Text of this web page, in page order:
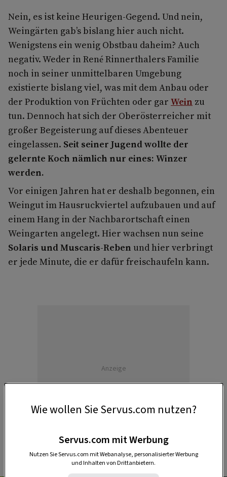
Nein, es ist keine Heurigen-Gegend. Und nein,
Weingärten gab’s bislang hier auch nicht.
Wenigstens ein wenig Obstbau daheim? Auch
negativ. Weder in René Rinnerthalers Familie
noch in seiner unmittelbaren Umgebung
existierte bislang viel, was mit dem Anbau oder
der Produktion von Früchten oder gar Wein zu
tun. Dennoch hat sich der Oberösterreicher mit
großer Begeisterung auf dieses Abenteuer
eingelassen. Seit seiner Jugend wollte der
gelernte Koch nämlich nur eines: Winzer
werden.
Vor einigen Jahren hat er deshalb begonnen, ein
Weingut im Hausruckviertel aufzubauen und auf
einem Hang in der Nachbarortschaft einen
Weingarten angelegt. Hier wachsen nun seine
Solaris und Muscaris-Reben und hier verbringt
er jede Minute, die er dafür freischaufeln kann.
Anzeige
Wie wollen Sie Servus.com nutzen?
Servus.com mit Werbung
Nutzen Sie Servus.com mit Webanalyse, personalisierter Werbung
und Inhalten von Drittanbietern.